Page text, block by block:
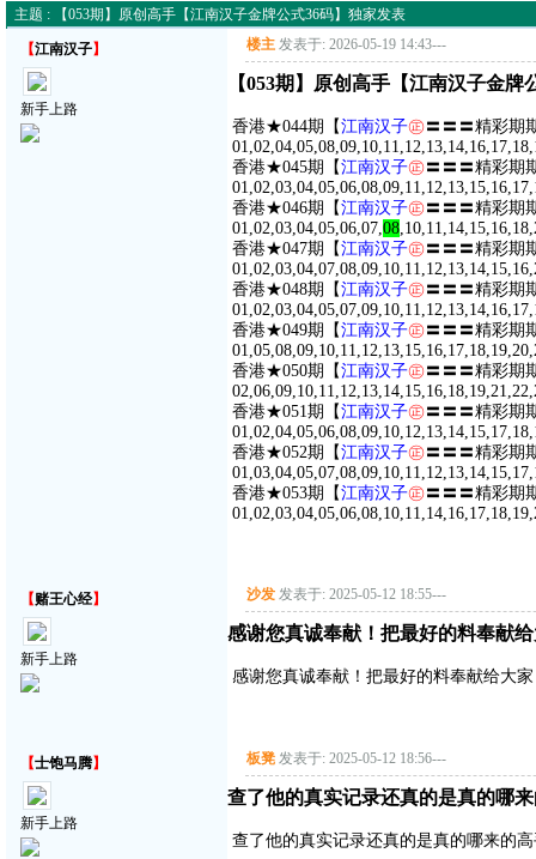
主题 : 【053期】原创高手【江南汉子金牌公式36码】独家发表
【江南汉子】
新手上路
楼主 发表于: 2026-05-19 14:43---
【053期】原创高手【江南汉子金牌
香港★044期【江南汉子㊣〓〓〓精彩期
香港★045期【江南汉子㊣〓〓〓精彩期
香港★046期【江南汉子㊣〓〓〓精彩期
01,02,03,04,05,06,07,08
香港★047期【江南汉子㊣〓〓〓精彩期
香港★048期【江南汉子㊣〓〓〓精彩期
香港★049期【江南汉子㊣〓〓〓精彩期
香港★050期【江南汉子㊣〓〓〓精彩期
香港★051期【江南汉子㊣〓〓〓精彩期
香港★052期【江南汉子㊣〓〓〓精彩期
香港★053期【江南汉子㊣〓〓〓精彩期
【赌王心经】
新手上路
沙发 发表于: 2025-05-12 18:55---
感谢您真诚奉献！把最好的料奉献
感谢您真诚奉献！把最好的料奉献给大
【士饱马腾】
新手上路
板凳 发表于: 2025-05-12 18:56---
查了他的真实记录还真的是真的哪
查了他的真实记录还真的是真的哪来的